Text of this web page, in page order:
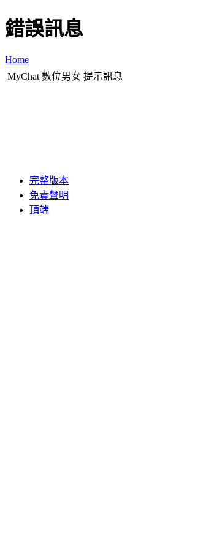
錯誤訊息
Home
MyChat 數位男女 提示訊息
完整版本
免責聲明
頂端